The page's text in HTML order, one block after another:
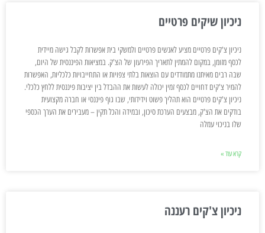
ניכיון שיקים פרטיים
ניכיון צ'קים פרטיים מציע לאנשים פרטיים ולמשקי בית אפשרות לקבל גישה מיידית
לכסף מזומן, במקום להמתין לתאריך הפירעון של הצ'ק. במציאות הפיננסית של היום,
שבה רבים מאיתנו מתמודדים עם הוצאות בלתי צפויות או התחייבויות כלכליות, האפשרות
להמיר צ'קים דחויים לכסף זמין יכולה לעשות את ההבדל בין יציבות פיננסית ללחץ כלכלי.
ניכיון צ'קים פרטיים הוא תהליך פשוט וידידותי, שבו גוף פיננסי או חברה מקצועית
בודקים את הצ'ק, מבצעים הערכת סיכון, ובמידה והכל תקין – מעבירים את הערך הכספי
שלו בניכוי עמלה
קרא עוד »
ניכיון צ'קים רעננה